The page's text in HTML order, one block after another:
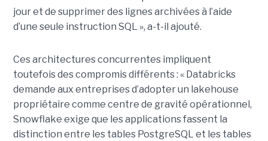
jour et de supprimer des lignes archivées à l’aide
d’une seule instruction SQL », a-t-il ajouté.
Ces architectures concurrentes impliquent
toutefois des compromis différents : « Databricks
demande aux entreprises d’adopter un lakehouse
propriétaire comme centre de gravité opérationnel,
Snowflake exige que les applications fassent la
distinction entre les tables PostgreSQL et les tables